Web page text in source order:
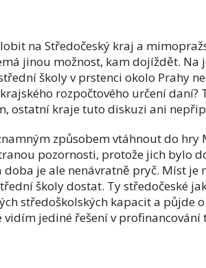
na Středočeský kraj a
jinou možnost, kam dojíždět.
školy v prstenci okolo Prahy
rozpočtového určení daní?
ostatní kraje tuto diskuzi ani
způsobem vtáhnout do hry
pozornosti, protože jich bylo
je ale nenávratně pryč. Míst je
školy dostat. Ty středočeské
středoškolských kapacit a půjde
vidím jediné řešení v profinancování